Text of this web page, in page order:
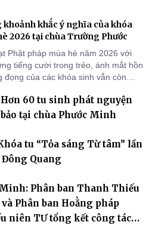
khắc ý nghĩa của khóa
2026 tại chùa Trường Phước
Phật pháp mùa hè năm 2026 với
tiếng cười trong trẻo, ánh mắt hồn
đọng của các khóa sinh vẫn còn
ngủi nhưng đã trở thành hành
giống thiện l
60 tu sinh phát nguyện
tại chùa Phước Minh
tu “Tỏa sáng Từ tâm” lần
Quang
Phân ban Thanh Thiếu
Phân ban Hoằng pháp
niên TƯ tổng kết công tác